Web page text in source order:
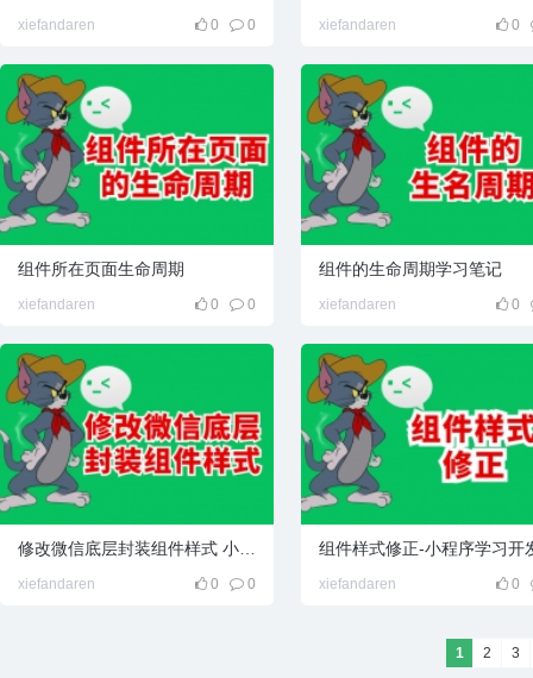
0 0
xiefandaren 0
xiefandaren
组件所在页面生命周期
0 0
xiefandaren
组件的生命周期学习笔记
0
xiefandaren
0 0
xiefandaren
组件样式修正-小程序学习开
0
xiefandaren
1 2 3